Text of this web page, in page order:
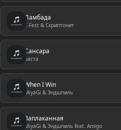
Ламбада
T-Fest & Скриптонит
Сансара
Баста
When I Win
MiyaGi & Эндшпиль
Заплаканная
MiyaGi & Эндшпиль feat. Amigo